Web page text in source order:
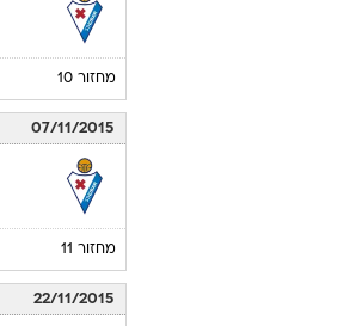
מחזור 10
07/11/2015
מחזור 11
22/11/2015